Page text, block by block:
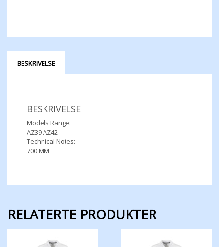
BESKRIVELSE
BESKRIVELSE
Models Range:
AZ39 AZ42
Technical Notes:
700 MM
RELATERTE PRODUKTER